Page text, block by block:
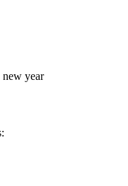
year